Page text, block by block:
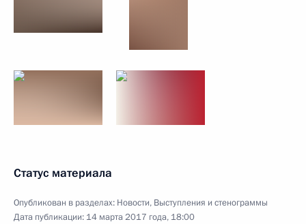
Статус материала
Опубликован в разделах: Новости, Выступления и стенограммы
Дата публикации: 14 марта 2017 года, 18:00